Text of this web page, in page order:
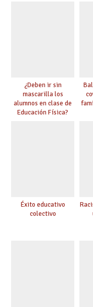
¿Deben ir sin
mascarilla los
alumnos en clase de
Educación Física?
Éxito educativo
colectivo